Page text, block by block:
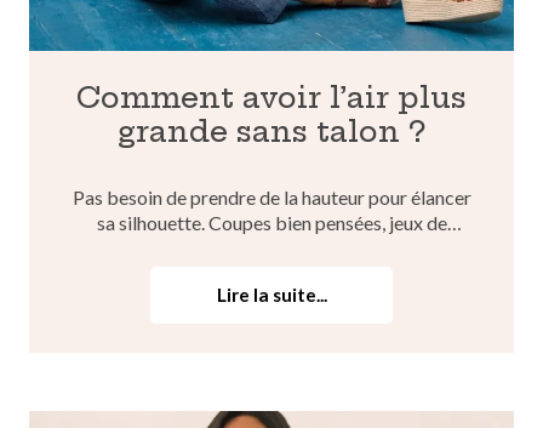
Comment avoir l’air plus
grande sans talon ?
Pas besoin de prendre de la hauteur pour élancer
sa silhouette. Coupes bien pensées, jeux de
quelques centimètres sans enfiler de talons. Voici
Lire la suite...